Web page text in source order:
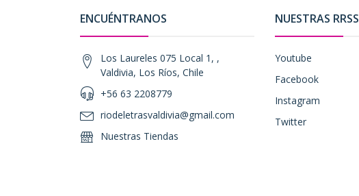
ENCUÉNTRANOS
Los Laureles 075 Local 1, ,
Valdivia, Los Ríos, Chile
+56 63 2208779
riodeletrasvaldivia@gmail.com
Nuestras Tiendas
NUESTRAS RRSS
Youtube
Facebook
Instagram
Twitter